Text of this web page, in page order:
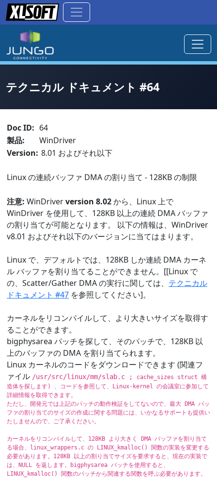
テクニカル ドキュメント #64
Doc ID: 64
製品:
WinDriver
Version: 8.01 およびそれ以下
Linux の連続バッファ DMA の割り当て - 128KB の制限
注意: WinDriverversion 8.02から、Linux 上で
WinDriver を使用して、128KB 以上の連続 DMA バッファ
の割り当てが可能となります。 以下の情報は、WinDriver
v8.01 およびそれ以下のバージョンに当てはまります。
Linux で、デフォルトでは、128KB しか連続 DMA カーネ
ル バッファを割り当てることができません。[[Linux で
の、Scatter/Gather DMA の実行に関しては、 テクニカル
ドキュメント #47 を参照してください]。
カーネルをリコンパイルして、より大きいサイズを取得す
ることができます。
bigphysarea パッチを探して、そのパッチで、128KB 以
上のバッファの DMA を割り当てられます。
Linux カーネルのコードをダウンロードできます (関連フ
ァイル /usr/src/linux/mm/slab.c ;
cache_sizes struct 構
造体を探します) 、コードを参照して、Linux-kernel の会議室に参加して
詳細情報を取得できます。
ただし、開発元では上記のパッチの動作検証をしてないので、最大 DMA バッ
ファの割り当てのサイズの作成に関する問題には、いかなるサポートも提供い
たしませんので、ご了承ください。
カーネルをリコンパイルして、128KB より大きく DMA バッファを割り当て
る場合、linux_wrappers.c の LINUX_kmalloc() 関数の実装を変更する
必要があります。128KB 以上の割り当てサイズを要求すると、現在の実装で
は、NULL を返します。bigphysarea パッチを使用すると、
LINUX_kmalloc() 関数のパッチから関連する関数を呼ぶ必要があります。